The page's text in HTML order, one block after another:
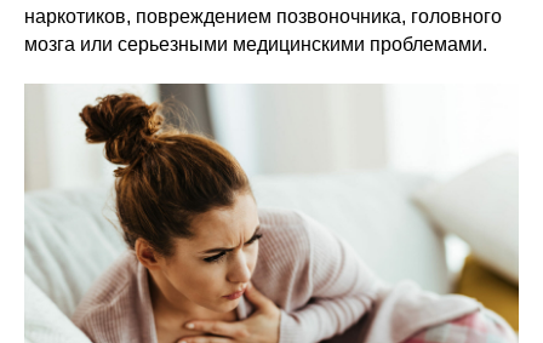
наркотиков, повреждением позвоночника, головного
мозга или серьезными медицинскими проблемами.